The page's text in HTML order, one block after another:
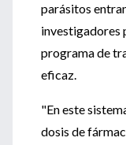
parásitos
investigadores
programa de
eficaz.
"En este
dosis de